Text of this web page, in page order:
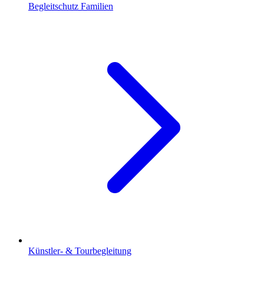
Begleitschutz Familien
Künstler- & Tourbegleitung